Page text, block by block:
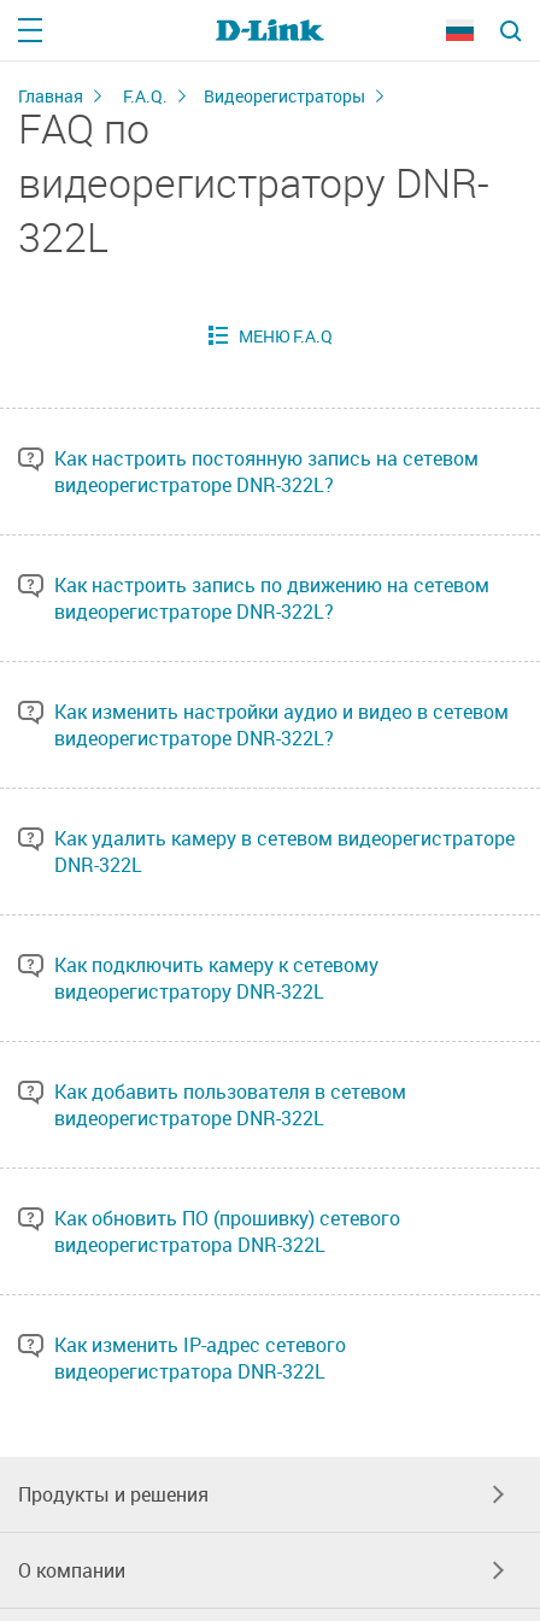
Главная F.A.Q. Видеорегистраторы
FAQ по
видеорегистратору DNR-
322L
Как настроить постоянную запись на сетевом
видеорегистраторе DNR-322L?
Как настроить запись по движению на сетевом
видеорегистраторе DNR-322L?
Как изменить настройки аудио и видео в сетевом
видеорегистраторе DNR-322L?
Как удалить камеру в сетевом видеорегистраторе
DNR-322L
Как подключить камеру к сетевому
видеорегистратору DNR-322L
Как добавить пользователя в сетевом
видеорегистраторе DNR-322L
Как обновить ПО (прошивку) сетевого
видеорегистратора DNR-322L
Как изменить IP-адрес сетевого
видеорегистратора DNR-322L
Продукты и решения
О компании